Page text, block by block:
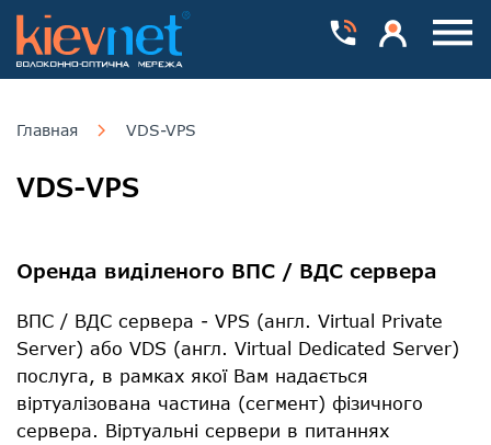
Главная VDS-VPS
VDS-VPS
Оренда виділеного ВПС / ВДС сервера
ВПС / ВДС сервера - VPS (англ. Virtual Private
Server) або VDS (англ. Virtual Dedicated Server)
послуга, в рамках якої Вам надається
віртуалізована частина (сегмент) фізичного
сервера. Віртуальні сервери в питаннях